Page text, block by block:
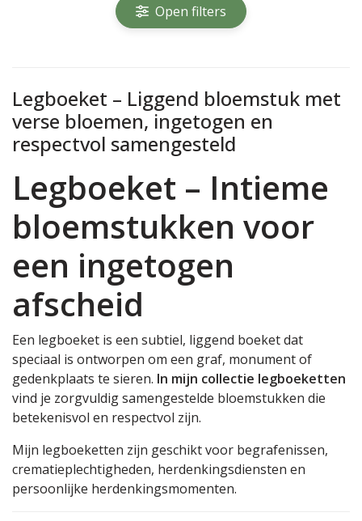
Open filters
Legboeket – Liggend bloemstuk met
verse bloemen, ingetogen en
respectvol samengesteld
Legboeket – Intieme
bloemstukken voor
een ingetogen
afscheid
Een legboeket is een subtiel, liggend boeket dat
speciaal is ontworpen om een graf, monument of
gedenkplaats te sieren. In mijn collectie legboeketten
vind je zorgvuldig samengestelde bloemstukken die
betekenisvol en respectvol zijn.
Mijn legboeketten zijn geschikt voor begrafenissen,
crematieplechtigheden, herdenkingsdiensten en
persoonlijke herdenkingsmomenten.